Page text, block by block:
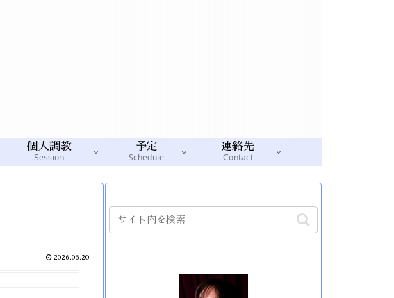
個人調教
Session
予定
Schedule
連絡先
Contact
2026.06.20